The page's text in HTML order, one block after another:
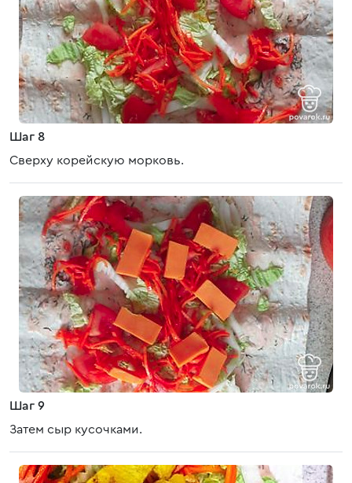
Шаг 8
Сверху корейскую морковь.
Шаг 9
Затем сыр кусочками.